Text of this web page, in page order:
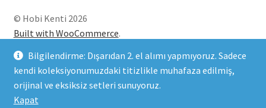
Bilgilendirme: Dışarıdan 2. el alımı yapmıyoruz. Sadece
kendi koleksiyonumuzdaki titizlikle muhafaza edilmiş,
orijinal ve eksiksiz setleri sunuyoruz.
Kapat
© Hobi Kenti 2026
Built with WooCommerce.